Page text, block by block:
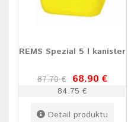
REMS Spezial 5 l kanister
87.70 € 68.90 €
84.75 €
Detail produktu